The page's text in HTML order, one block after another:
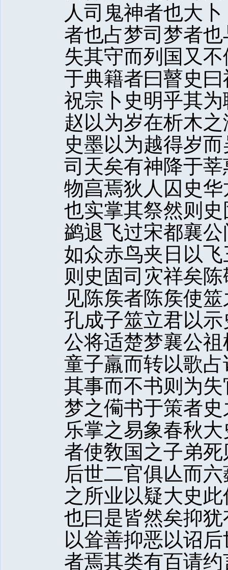
人司鬼神者也大
者也占梦司梦者
失其守而列国又
于典籍者曰瞽史
祝宗卜史明乎其
赵以为岁在析木
史墨以为越得岁
司天矣有神降于
物亯焉狄人囚史
也实掌其祭然则
鹢退飞过宋都襄
如众赤鸟夹日以
则史固司灾祥矣
见陈矦者陈矦使
孔成子筮立君以
公将适楚梦襄公
童子羸而转以歌
其事而不书则为
梦之僃书于策者
乐掌之易象春秋
者使敎国之子弟
后世二官俱亾而
之所业以疑大史
也曰是皆然矣抑
以耸善抑恶以诏
者焉其类有百请